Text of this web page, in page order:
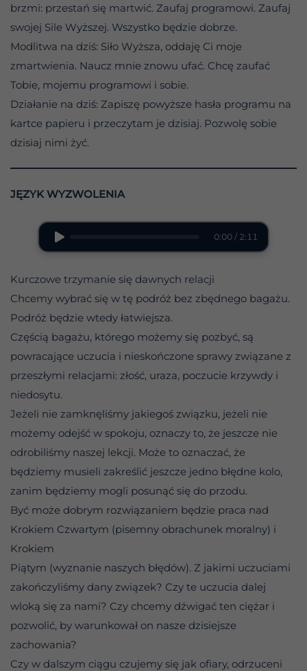
brzmi: przestań się martwić. Zaufaj programowi. Zaufaj
swojej Sile Wyższej. Wszystko będzie dobrze.
Modlitwa na dziś: Siło Wyższa, oddaję Ci moje
zmartwienia. Naucz mnie znowu ufać. Chcę zaufać
Tobie, mojemu programowi i sobie.
Działanie na dziś: Zapiszę powyższe hasła programu na
kartce papieru i przeczytam je dzisiaj. Pozwolę sobie
dzisiaj nimi żyć.
JĘZYK WYZWOLENIA
0:00 / 2:11
Kurczowe trzymanie się dawnych relacji
Chcemy wybrać się w tę podróż bez zbędnego bagażu.
Podróż będzie wtedy łatwiejsza.
Częścią bagażu, którego możemy się pozbyć, są
powracające uczucia i nieskończone sprawy związane z
przeszłymi relacjami: złość, uraza, poczucie krzywdy i
niedosytu.
Jeżeli nie zamknęliśmy jakiegoś związku, jeżeli nie
możemy odejść w spokoju, oznaczy to, że jeszcze nie
odrobiliśmy naszej lekcji. Może to oznaczać, że
będziemy musieli zakreślić jeszcze jedno błędne kolo,
zanim będziemy mogli posunąć się do przodu.
Być może dobrym rozwiązaniem będzie praca nad
Krokiem Czwartym (pisemny obrachunek moralny) i
Krokiem
Piątym (wyznanie naszych błędów). Z jakimi uczuciami
zakończyliśmy dany związek? Czy te uczucia dalej
wloką się za nami? Czy chcemy dźwigać ten ciężar i
pozwolić, by warunkował on nasze dzisiejsze
zachowania?
Czy w dalszym ciągu czujemy się jak ofiary, odrzuceni